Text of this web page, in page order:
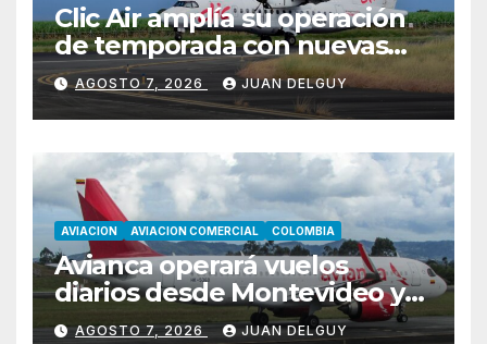
Clic Air amplía su operación
de temporada con nuevas
rutas hacia Cartagena y Tolú
AGOSTO 7, 2026 JUAN DELGUY
AVIACION AVIACION COMERCIAL COLOMBIA
Avianca operará vuelos
diarios desde Montevideo y
Asunción hacia Bogotá
AGOSTO 7, 2026 JUAN DELGUY